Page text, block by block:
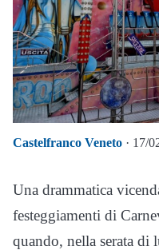
Castelfranco Veneto · 17/
Una drammatica
festeggiamenti di
quando, nella serata di